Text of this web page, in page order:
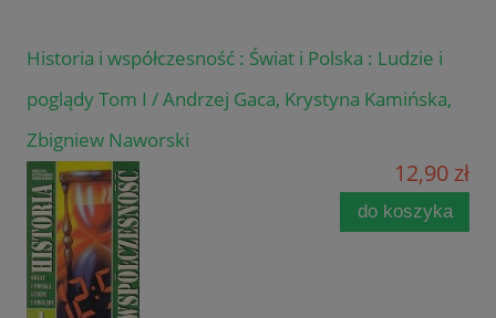
Historia i współczesność : Świat i Polska : Ludzie i
poglądy Tom I / Andrzej Gaca, Krystyna Kamińska,
Zbigniew Naworski
12,90 zł
do koszyka